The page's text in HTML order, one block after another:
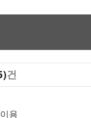
건
용